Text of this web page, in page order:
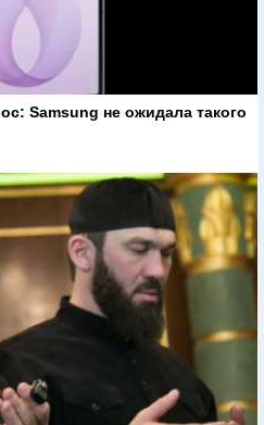
Samsung не ожидала такого